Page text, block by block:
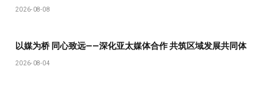
2026-08-08
以媒为桥 同心致远——深化亚太媒体合作 共筑区域发展共同体
2026-08-04